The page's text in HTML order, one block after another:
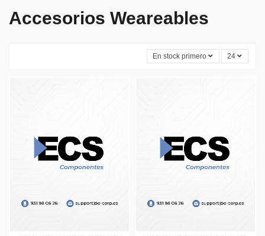
Accesorios Weareables
En stock primero 24